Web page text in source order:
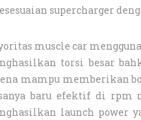
supercharger
muscle car
torsi besar
mampu memberikan
baru efektif di rpm
launch power